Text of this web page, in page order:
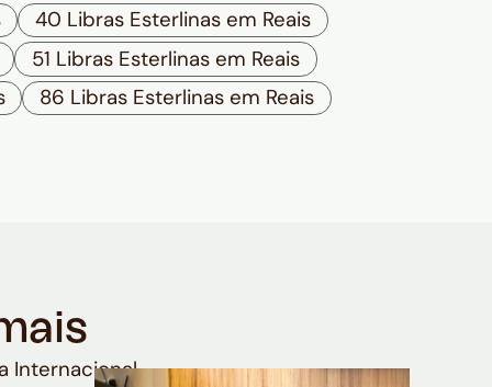
40 Libras Esterlinas em Reais
51 Libras Esterlinas em Reais
86 Libras Esterlinas em Reais
Internacional